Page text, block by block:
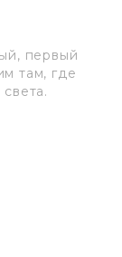
первый
там, где